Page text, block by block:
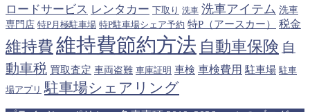
ロードサービス レンタカー 下取り 洗車 洗車アイテム 洗車
専門店 特P月極駐車場 特P駐車場シェア予約 特P（アースカー） 税金
維持費 維持費節約方法 自動車保険 自
動車税 買取査定 車両盗難 車庫証明 車検 車検費用 駐車場 駐車
場アプリ 駐車場シェアリング